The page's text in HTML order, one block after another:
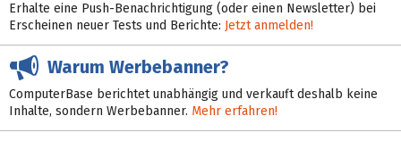
Erhalte eine Push-Benachrichtigung (oder einen Newsletter) bei
Erscheinen neuer Tests und Berichte: Jetzt anmelden!
Warum Werbebanner?
ComputerBase berichtet unabhängig und verkauft deshalb keine
Inhalte, sondern Werbebanner. Mehr erfahren!